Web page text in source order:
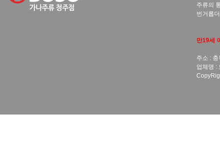
주류의
번거롭
만19세
주소 :
업체명 :